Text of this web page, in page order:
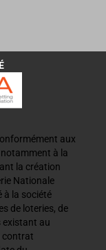
aux
à la
la création
Nationale
à la société
de loteries, de
existant au
contrat